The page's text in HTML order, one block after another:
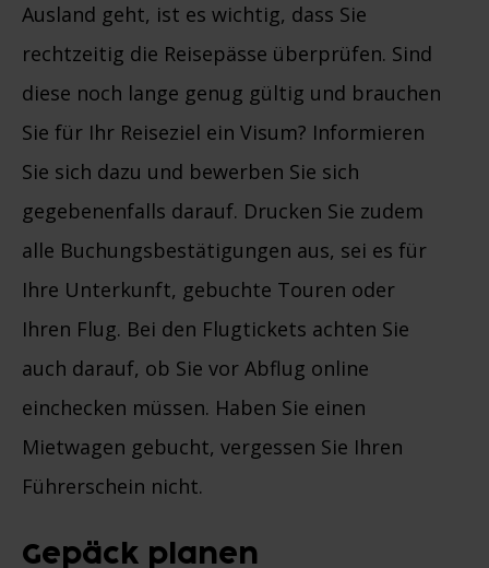
Ausland geht, ist es wichtig, dass Sie
rechtzeitig die Reisepässe überprüfen. Sind
diese noch lange genug gültig und brauchen
Sie für Ihr Reiseziel ein Visum? Informieren
Sie sich dazu und bewerben Sie sich
gegebenenfalls darauf. Drucken Sie zudem
alle Buchungsbestätigungen aus, sei es für
Ihre Unterkunft, gebuchte Touren oder
Ihren Flug. Bei den Flugtickets achten Sie
auch darauf, ob Sie vor Abflug online
einchecken müssen. Haben Sie einen
Mietwagen gebucht, vergessen Sie Ihren
Führerschein nicht.
Gepäck planen